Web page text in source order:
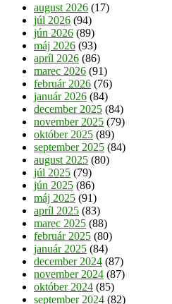
august 2026 (17)
júl 2026 (94)
jún 2026 (89)
máj 2026 (93)
apríl 2026 (86)
marec 2026 (91)
február 2026 (76)
január 2026 (84)
december 2025 (84)
november 2025 (79)
október 2025 (89)
september 2025 (84)
august 2025 (80)
júl 2025 (79)
jún 2025 (86)
máj 2025 (91)
apríl 2025 (83)
marec 2025 (88)
február 2025 (80)
január 2025 (84)
december 2024 (87)
november 2024 (87)
október 2024 (85)
september 2024 (82)